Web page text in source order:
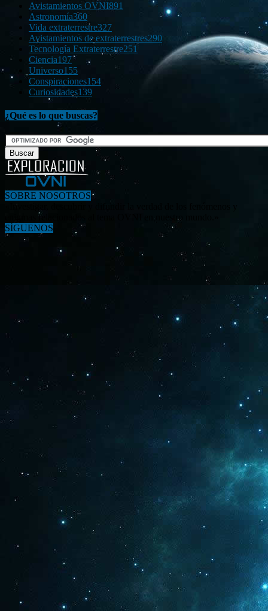
Avistamientos OVNI891
Astronomía360
Vida extraterrestre327
Avistamientos de extraterrestres290
Tecnología Extraterrestre251
Ciencia197
Universo155
Conspiraciones154
Curiosidades139
¿Qué es lo que buscas?
SOBRE NOSOTROS
enigmas relacionados al tema OVNI en nuestro mundo.»
SÍGUENOS